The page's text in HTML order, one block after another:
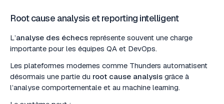
Root cause analysis et reporting intelligent
L’analyse des échecs représente souvent une charge
importante pour les équipes QA et DevOps.
Les plateformes modernes comme Thunders automatisent
désormais une partie du root cause analysis grâce à
l’analyse comportementale et au machine learning.